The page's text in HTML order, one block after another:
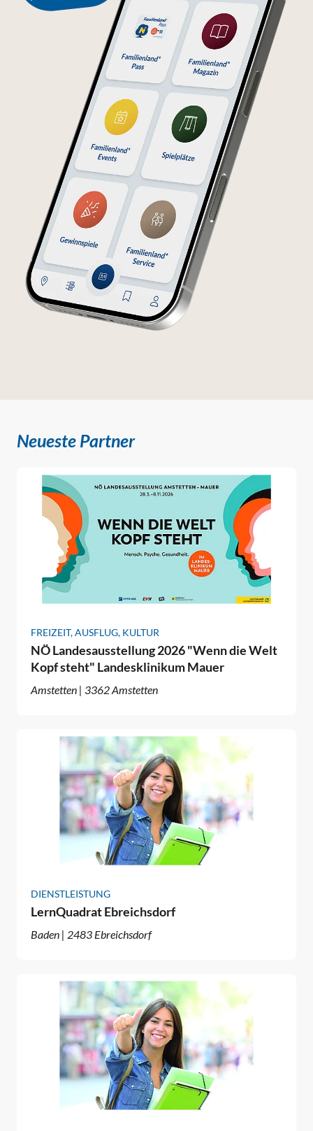
Neueste Partner
FREIZEIT, AUSFLUG, KULTUR
NÖ Landesausstellung 2026 "Wenn die Welt
Kopf steht" Landesklinikum Mauer
Amstetten | 3362 Amstetten
DIENSTLEISTUNG
LernQuadrat Ebreichsdorf
Baden | 2483 Ebreichsdorf